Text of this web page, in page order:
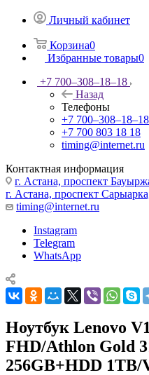
Личный кабинет
Корзина0
Избранные товары0
+7 700‒308‒18‒18
Назад
Телефоны
+7 700‒308‒18‒18
+7 700 803 18 18
timing@internet.ru
Контактная информация
г. Астана, проспект
г. Астана, проспект
timing@internet.ru
Instagram
Telegram
WhatsApp
Ноутбук Lenovo
FHD/Athlon Gold
256GB+HDD 1TB/